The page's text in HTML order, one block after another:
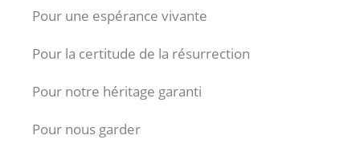
Pour une espérance vivante
Pour la certitude de la résurrection
Pour notre héritage garanti
Pour nous garder